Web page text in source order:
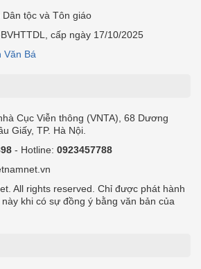
tộc và Tôn giáo
cấp ngày 17/10/2025
Văn Bá
Cục Viễn thông (VNTA), 68 Dương
Giấy, TP. Hà Nội.
- Hotline: 0923457788
All rights reserved. Chỉ được phát hành
khi có sự đồng ý bằng văn bản của